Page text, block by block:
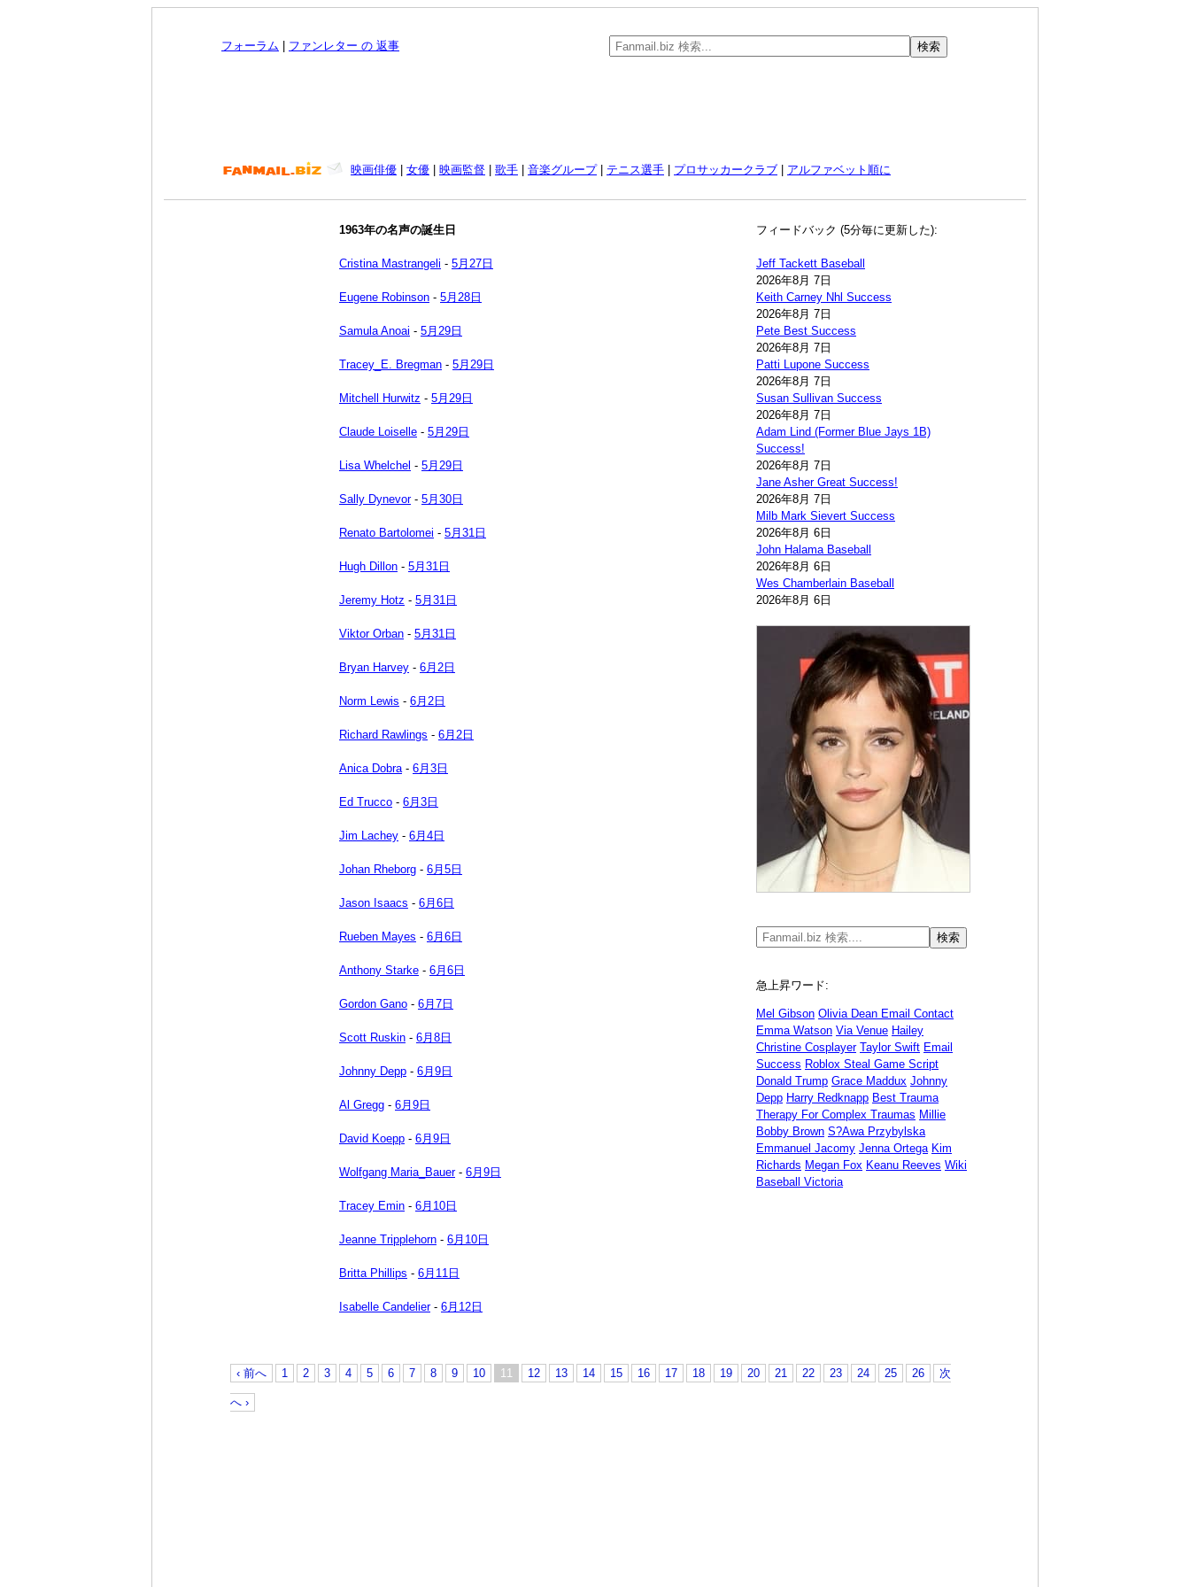
フォーラム ファンレター の 返事
映画俳優 女優 映画監督 歌手 音楽グループ| テニス選手 プロサッカークラブ アルファベット順に
1963年の名声の誕生日
Cristina Mastrangeli - 5月27日
Eugene Robinson - 5月28日
Samula Anoai - 5月29日
Tracey_E. Bregman - 5月29日
Mitchell Hurwitz - 5月29日
Claude Loiselle - 5月29日
Lisa Whelchel - 5月29日
Sally Dynevor- 5月30日
Renato Bartolomei - 5月31日
Hugh Dillon - 5月31日
Jeremy Hotz - 5月31日
Viktor Orban - 5月31日
Bryan Harvey - 6月2日
Norm Lewis - 6月2日
Richard Rawlings - 6月2日
Anica Dobra- 6月3日
Ed Trucco - 6月3日
Jim Lachey - 6月4日
Johan Rheborg - 6月5日
Jason Isaacs - 6月6日
Rueben Mayes - 6月6日
Anthony Starke - 6月6日
Gordon Gano - 6月7日
Scott Ruskin - 6月8日
Johnny Depp - 6月9日
Al Gregg - 6月9日
David Koepp - 6月9日
Wolfgang Maria_Bauer- 6月9日
Tracey Emin - 6月10日
Jeanne Tripplehorn - 6月10日
Britta Phillips - 6月11日
Isabelle Candelier- 6月12日
フィードバック (5分毎に更新した):
Jeff Tackett Baseball
2026年8月 7日
Keith Carney Nhl Success
2026年8月 7日
Pete Best Success
2026年8月 7日
Patti Lupone Success
2026年8月 7日
Susan Sullivan Success
2026年8月 7日
Adam Lind (Former Blue Jays 1B)
Success!
2026年8月 7日
Jane Asher Great Success!
2026年8月 7日
Milb Mark Sievert Success
2026年8月 6日
John Halama Baseball
2026年8月 6日
Wes Chamberlain Baseball
2026年8月 6日
急上昇ワード:
Mel Gibson Olivia Dean Email Contact
Emma Watson Via Venue Hailey
Christine Cosplayer Taylor Swift Email
Success Roblox Steal Game Script
Donald Trump Grace Maddux Johnny
Depp Harry Redknapp Best Trauma
Therapy For Complex Traumas Millie
Bobby Brown S?awa Przybylska
Emmanuel Jacomy Jenna Ortega Kim
Richards Megan Fox Keanu Reeves Wiki
Baseball Victoria
‹ 前へ 1 2 3 4 5 6 7 8 9 10 11 12 13 14 15 16 17 18 19 20 21 22 23 24 25 26 次
へ ›